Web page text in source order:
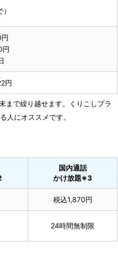
円
円
まで繰り越せます。くりこしプラ
人にオススメです。
国内通話
かけ放題※3
税込1,870円
24時間無制限